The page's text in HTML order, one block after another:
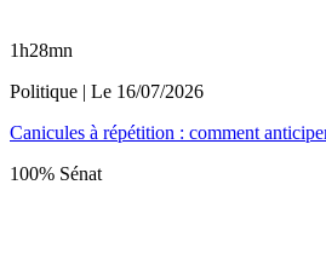
1h28mn
Politique | Le 16/07/2026
Canicules à répétition : comment
100% Sénat